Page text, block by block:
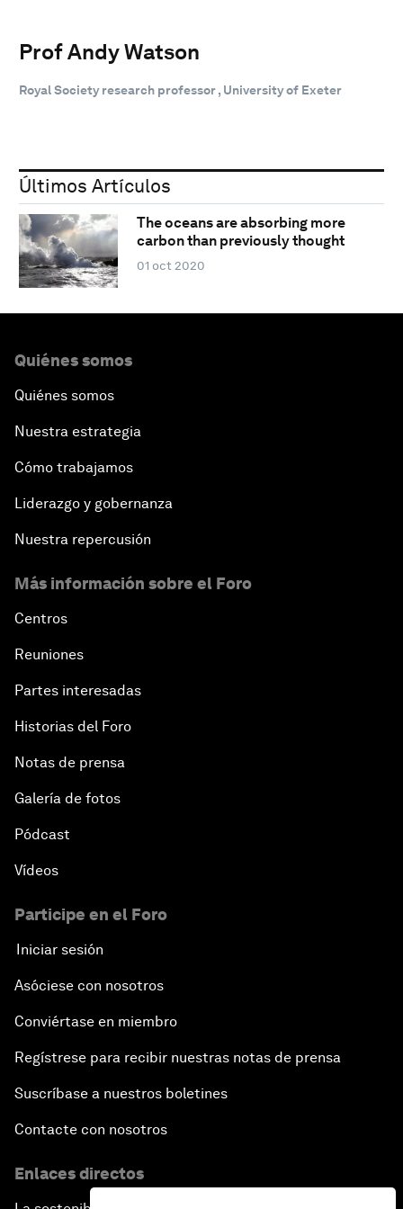
Prof Andy Watson
Royal Society research professor , University of Exeter
Últimos Artículos
The oceans are absorbing more
carbon than previously thought
01 oct 2020
Quiénes somos
Quiénes somos
Nuestra estrategia
Cómo trabajamos
Liderazgo y gobernanza
Nuestra repercusión
Más información sobre el Foro
Centros
Reuniones
Partes interesadas
Historias del Foro
Notas de prensa
Galería de fotos
Pódcast
Vídeos
Participe en el Foro
Iniciar sesión
Asóciese con nosotros
Conviértase en miembro
Regístrese para recibir nuestras notas de prensa
Suscríbase a nuestros boletines
Contacte con nosotros
Enlaces directos